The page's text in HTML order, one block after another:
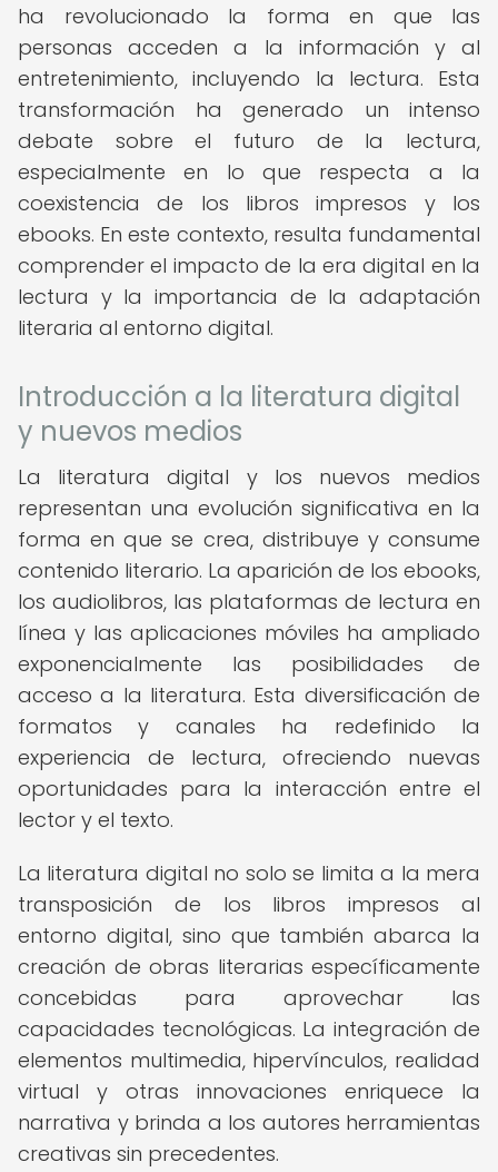
ha revolucionado la forma en que las
personas acceden a la información y al
entretenimiento, incluyendo la lectura. Esta
transformación ha generado un intenso
debate sobre el futuro de la lectura,
especialmente en lo que respecta a la
coexistencia de los libros impresos y los
ebooks. En este contexto, resulta fundamental
comprender el impacto de la era digital en la
lectura y la importancia de la adaptación
literaria al entorno digital.
Introducción a la literatura digital
y nuevos medios
La literatura digital y los nuevos medios
representan una evolución significativa en la
forma en que se crea, distribuye y consume
contenido literario. La aparición de los ebooks,
los audiolibros, las plataformas de lectura en
línea y las aplicaciones móviles ha ampliado
exponencialmente las posibilidades de
acceso a la literatura. Esta diversificación de
formatos y canales ha redefinido la
experiencia de lectura, ofreciendo nuevas
oportunidades para la interacción entre el
lector y el texto.
La literatura digital no solo se limita a la mera
transposición de los libros impresos al
entorno digital, sino que también abarca la
creación de obras literarias específicamente
concebidas para aprovechar las
capacidades tecnológicas. La integración de
elementos multimedia, hipervínculos, realidad
virtual y otras innovaciones enriquece la
narrativa y brinda a los autores herramientas
creativas sin precedentes.